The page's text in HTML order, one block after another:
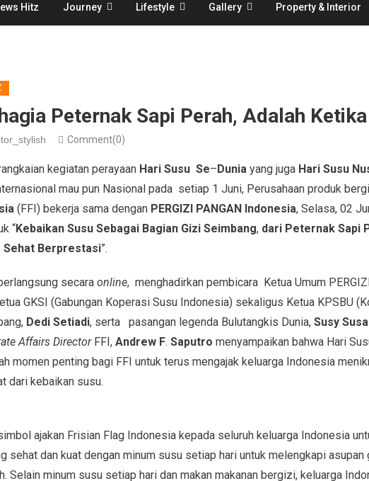
Hitz Journey Lifestyle Gallery Property & Interior
Peternak Sapi Perah, Adalah
Comment(0)
kegiatan perayaan Hari Susu Se–Dunia yang juga Hari Susu
mau pun Nasional pada setiap 1 Juni, Perusahaan produk
(FFI) bekerja sama dengan PERGIZI PANGAN Indonesia, Selasa, 02
“Kebaikan Susu Sebagai Bagian Gizi Seimbang, dari Peternak Sapi
Sehat Berprestasi”.
secara online, menghadirkan pembicara Ketua Umum
GKSI (Gabungan Koperasi Susu Indonesia) sekaligus Ketua KPSBU
Dedi Setiadi, serta pasangan legenda Bulutangkis Dunia, Susy
Affairs DirectorFFI,Andrew F. Saputro menyampaikan bahwa Hari
momen penting bagi FFI untuk terus mengajak keluarga Indonesia
dari kebaikan susu.
ajakan Frisian Flag Indonesia kepada seluruh keluarga Indonesia
sehat dan kuat dengan minum susu setiap hari untuk melengkapi
Selain minum susu setiap hari dan makan makanan bergizi, keluarga